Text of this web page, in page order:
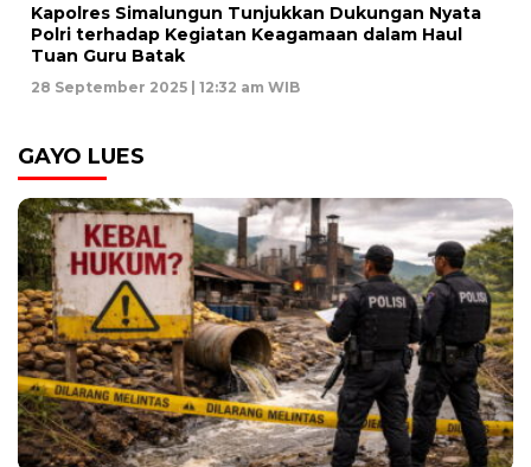
Kapolres Simalungun Tunjukkan Dukungan Nyata
Polri terhadap Kegiatan Keagamaan dalam Haul
Tuan Guru Batak
28 September 2025 | 12:32 am WIB
GAYO LUES